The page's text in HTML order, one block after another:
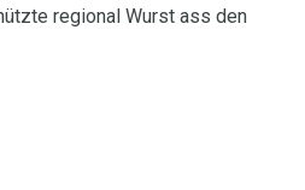
regional Wurst ass den